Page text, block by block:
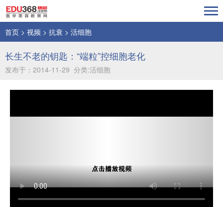
首页 > 视频 > 抗衰 > 活细胞
长生不老的钥匙：“端粒”控细胞老化
发布于：2014-11-29 分类:活细胞